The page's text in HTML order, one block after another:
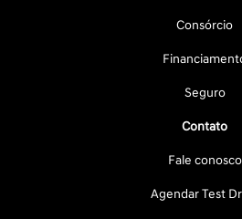
Consórcio
Seguro
Contato
Fale conosco
Agendar Test